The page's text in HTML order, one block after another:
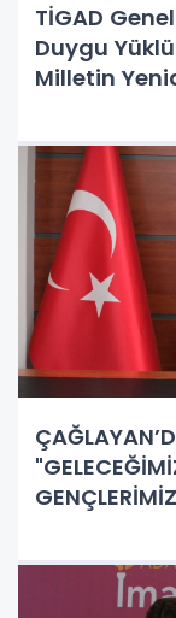
TİGAD
Duygu Yüklü
Milletin